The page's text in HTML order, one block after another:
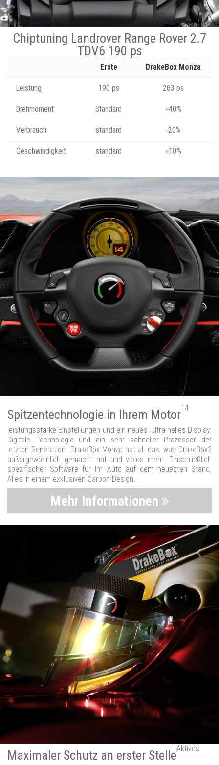
Chiptuning Landrover Range Rover 2.7
TDV6 190 ps
Erste DrakeBox Monza
Leistung 190 ps 263 ps
Drehmoment Standard +40%
Verbrauch standard -20%
Geschwindigkeit standard +10%
Spitzentechnologie in Ihrem Motor14
leistungsstarke Einstellungen und ein neues, ultra-helles Display.
Digitale Technologie und ein sehr schneller Prozessor der
letzten Generation. DrakeBox Monza hat all das, was DrakeBox2
außergewöhnlich gemacht hat und vieles mehr. Einschließlich
spezifischer Software für Ihr Auto auf dem neuesten Stand.
Alles in einem exklusiven Carbon-Design.
Mehr Informationen
Maximaler Schutz an erster StelleAktives